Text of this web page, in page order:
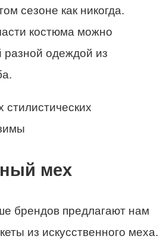
сезоне как никогда.
костюма можно
разной одеждой из
мех
брендов предлагают нам
из искусственного меха.